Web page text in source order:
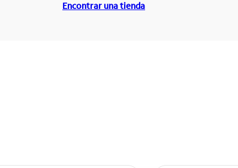
Encontrar una tienda